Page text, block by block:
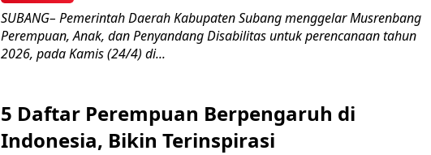
SUBANG– Pemerintah Daerah Kabupaten Subang menggelar Musrenbang
Perempuan, Anak, dan Penyandang Disabilitas untuk perencanaan tahun
2026, pada Kamis (24/4) di...
5 Daftar Perempuan Berpengaruh di
Indonesia, Bikin Terinspirasi